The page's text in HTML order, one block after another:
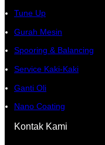
Tune Up
Gurah Mesin
Spooring & Balancing
Service Kaki-Kaki
Ganti Oli
Nano Coating
Kontak Kami